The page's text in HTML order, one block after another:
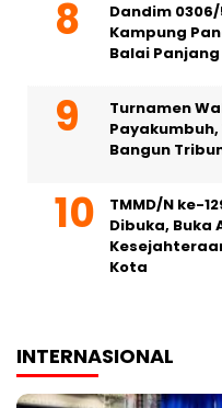
Dandim
Kampung
Balai
Turnamen
Bangun
TMMD/N ke-
Dibuka, Buka
Kota
INTERNASIONAL